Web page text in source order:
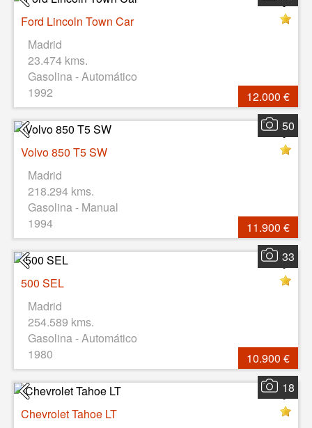
Ford Lincoln Town Car
Madrid
23.474 kms.
Gasolina - Automático
1992
12.000 €
50
Volvo 850 T5 SW
Madrid
218.294 kms.
Gasolina - Manual
1994
11.900 €
33
500 SEL
Madrid
254.589 kms.
Gasolina - Automático
1980
10.900 €
18
Chevrolet Tahoe LT